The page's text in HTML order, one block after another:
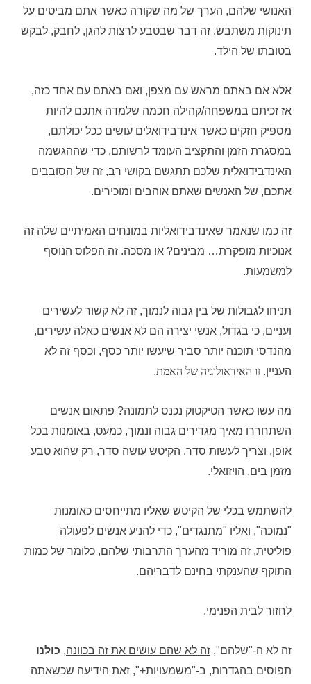
האנושי שלהם, הערך של מה שקורה כאשר אתם מביטים על
תינוקות משתבש. זה דבר שבטבע לרצות להגן, לחבק, לבקש
בטובתו של הילד.
אלא אם באתם מראש עם מצפן, ואם באתם עם אחד כזה,
אז זכיתם במשפחה/קהילה חכמה שלמדה אתכם להיות
מספיק חזקים כאשר אינדבידואלים עושים ככל יכולתם,
במסגרת הזמן והתקציב העומד לרשותם, כדי שההגשמה
האינדבידואלית שלכם תתגשם בקושי רב, זה של הסובבים
אתכם, של האנשים שאתם אוהבים ומוכירים.
זה כמו שנאמר שאינדבידואליות במונחים האמיתיים שלה זה
אנוכיות מופקרת… מבינים? או מסכה. זה הפלוס הנוסף
למשמעות.
תניחו לגבולות של בין גבוה לנמוך, זה לא קשור לעשירים
ועניים, כי בגדול, אנשי יצירה הם לא אנשים כאלה עשירים,
מהנדסי תוכנה יותר סביר שיעשו יותר כסף, וכסף זה לא
העניין. זו האידאולוגיה של האמת.
מה עשו כאשר הטיקטוק נכנס לתמונה? פתאום אנשים
השתחררו מאיך מגדירים גבוה ונמוך, כמעט, באומנות בכל
אופן, וצריך לעשות סדר. הקיטש עושה סדר, רק שהוא טבע
מזמן בים, הויזואלי.
להשתמש בכלי של הקיטש שאליו מתייחסים כאומנות
"נמוכה", ואליו "מתנגדים", כדי להניע אנשים לפעולה
פוליטית, זה מוריד מהערך התרבותי שלהם, כלומר של כמות
התוקף שהענקתי בחינם לדבריהם.
לחזור לבית הפנימי.
זה לא ה-"שלהם", זה לא שהם עושים את זה בכוונה, כולנו
תפוסים בהגדרות, ב-"משמעויות+", זאת הידיעה שכשאתה